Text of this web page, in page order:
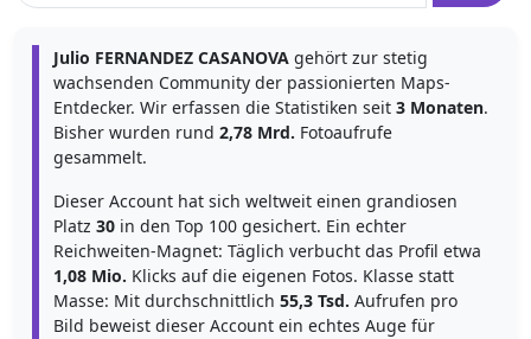
Julio FERNANDEZ CASANOVA gehört zur stetig
wachsenden Community der passionierten Maps-
Entdecker. Wir erfassen die Statistiken seit 3 Monaten.
Bisher wurden rund 2,78 Mrd. Fotoaufrufe
gesammelt.
Dieser Account hat sich weltweit einen grandiosen
Platz 30 in den Top 100 gesichert. Ein echter
Reichweiten-Magnet: Täglich verbucht das Profil etwa
1,08 Mio. Klicks auf die eigenen Fotos. Klasse statt
Masse: Mit durchschnittlich 55,3 Tsd. Aufrufen pro
Bild beweist dieser Account ein echtes Auge für